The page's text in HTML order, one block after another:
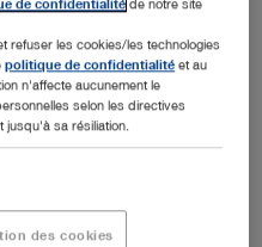
Système de
guidage pour
tout
de confidentialité de notre site
refuser les cookies/les technologies
politique de confidentialité et au
n'affecte aucunement le
selon les directives
jusqu'à sa résiliation.
des cookies